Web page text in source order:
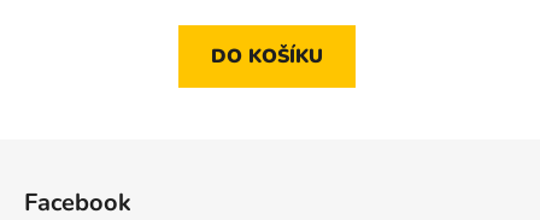
z
DO KOŠÍKU
Facebook